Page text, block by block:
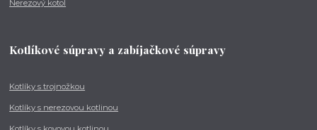
Nerezový kotol
Kotlíkové súpravy a zabíjačkové súpravy
Kotlíky s trojnožkou
Kotlíky s nerezovou kotlinou